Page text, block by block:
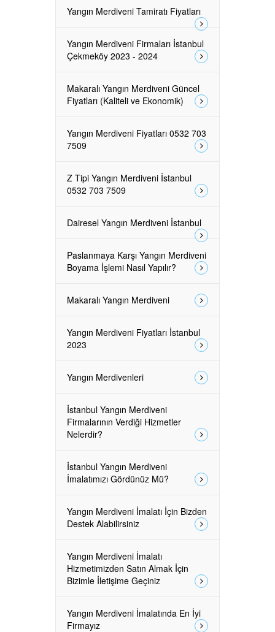
Yangın Merdiveni Tamiratı Fiyatları
Yangın Merdiveni Firmaları İstanbul
Çekmeköy 2023 - 2024
Makaralı Yangın Merdiveni Güncel
Fiyatları (Kaliteli ve Ekonomik)
Yangın Merdiveni Fiyatları 0532 703
7509
Z Tipi Yangın Merdiveni İstanbul
0532 703 7509
Dairesel Yangın Merdiveni İstanbul
Paslanmaya Karşı Yangın Merdiveni
Boyama İşlemi Nasıl Yapılır?
Makaralı Yangın Merdiveni
Yangın Merdiveni Fiyatları İstanbul
2023
Yangın Merdivenleri
İstanbul Yangın Merdiveni
Firmalarının Verdiği Hizmetler
Nelerdir?
İstanbul Yangın Merdiveni
İmalatımızı Gördünüz Mü?
Yangın Merdiveni İmalatı İçin Bizden
Destek Alabilirsiniz
Yangın Merdiveni İmalatı
Hizmetimizden Satın Almak İçin
Bizimle İletişime Geçiniz
Yangın Merdiveni İmalatında En İyi
Firmayız